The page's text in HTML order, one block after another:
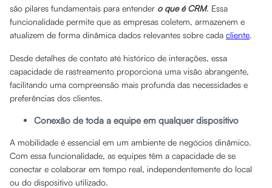
são pilares fundamentais para entender o que é CRM. Essa
funcionalidade permite que as empresas coletem, armazenem e
atualizem de forma dinâmica dados relevantes sobre cada cliente.
Desde detalhes de contato até histórico de interações, essa
capacidade de rastreamento proporciona uma visão abrangente,
facilitando uma compreensão mais profunda das necessidades e
preferências dos clientes.
Conexão de toda a equipe em qualquer dispositivo
A mobilidade é essencial em um ambiente de negócios dinâmico.
Com essa funcionalidade, as equipes têm a capacidade de se
conectar e colaborar em tempo real, independentemente do local
ou do dispositivo utilizado.